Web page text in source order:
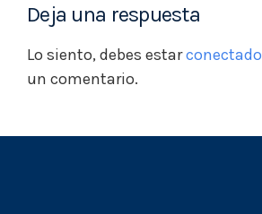
Deja una respuesta
Lo siento, debes estarconectado
un comentario.